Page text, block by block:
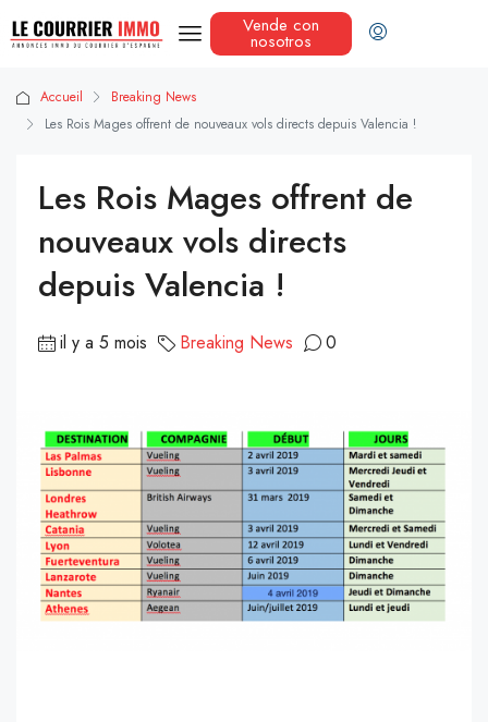
Vende con
nosotros
Accueil
Breaking News
Les Rois Mages offrent de nouveaux vols directs depuis Valencia !
Les Rois Mages offrent de
nouveaux vols directs
depuis Valencia !
il y a 5 mois Breaking News 0